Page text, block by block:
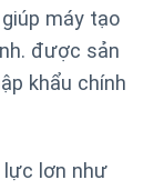
máy tạo
được sản
khẩu chính
lực lơn như